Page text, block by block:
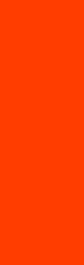
La
la
de
un
de les
drama
cent
una nova